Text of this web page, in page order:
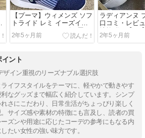
【プーマ】ウィメンズ ソフ
トライド レミ イーズイン
ランニングシューズを履い
てみた口コミ・レビュー
2年5ヶ月前
ラディアンヌ
口コミ・レビ
地抜群！【PR
2年5ヶ月前
ント
ザイン重視のリーズナブル選択肢
イフスタイルをテーマに、軽やかで動きやす
なグッズまで幅広く紹介しています。シンプ
さにこだわり、日常生活がちょっぴり楽しく
サイズ感や素材の特徴にも言及し、読者の買
ズンや用途に応じたコーデの参考にもなる内
たい女性の強い味方です。